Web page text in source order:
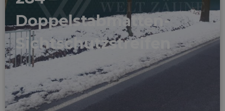
Doppelstabmatten-
Sichtschutzstreifen